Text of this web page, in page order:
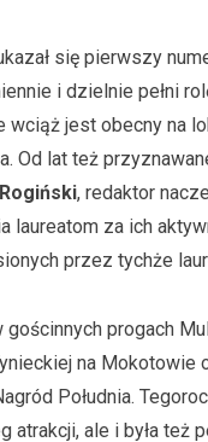
się pierwszy
i dzielnie pełni
wciąż jest obecny na
Od lat też
, redaktor
laureatom za ich
przez tychże
gościnnych progach
na Mokotowie
Południa.
atrakcji, ale i była też